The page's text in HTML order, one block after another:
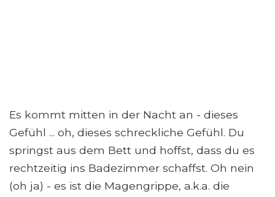
Es kommt mitten in der Nacht an - dieses
Gefühl ... oh, dieses schreckliche Gefühl. Du
springst aus dem Bett und hoffst, dass du es
rechtzeitig ins Badezimmer schaffst. Oh nein
(oh ja) - es ist die Magengrippe, a.k.a. die